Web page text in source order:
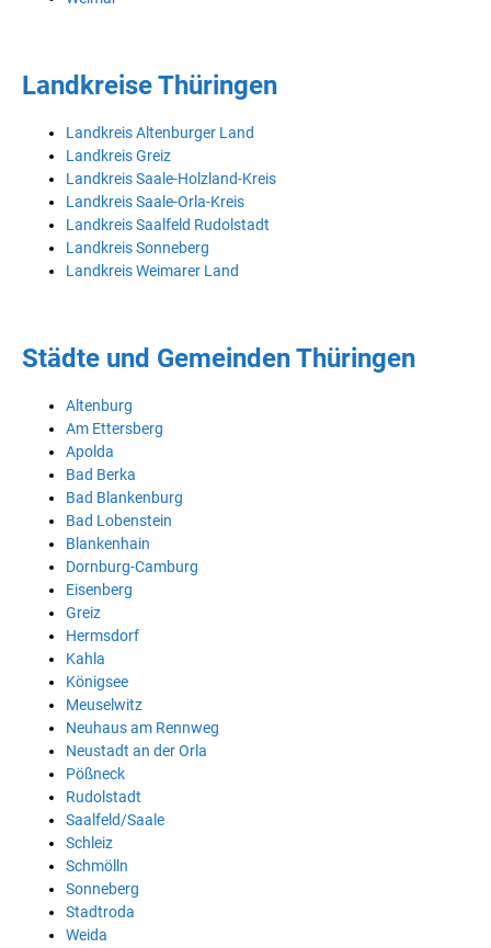
Landkreise Thüringen
Landkreis Altenburger Land
Landkreis Greiz
Landkreis Saale-Holzland-Kreis
Landkreis Saale-Orla-Kreis
Landkreis Saalfeld Rudolstadt
Landkreis Sonneberg
Landkreis Weimarer Land
Städte und Gemeinden Thüringen
Altenburg
Am Ettersberg
Apolda
Bad Berka
Bad Blankenburg
Bad Lobenstein
Blankenhain
Dornburg-Camburg
Eisenberg
Greiz
Hermsdorf
Kahla
Königsee
Meuselwitz
Neuhaus am Rennweg
Neustadt an der Orla
Pößneck
Rudolstadt
Saalfeld/Saale
Schleiz
Schmölln
Sonneberg
Stadtroda
Weida